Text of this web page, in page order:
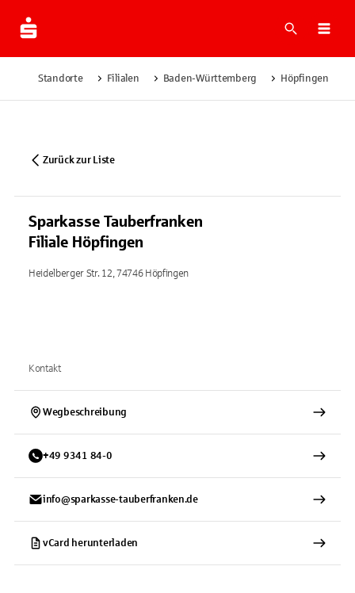
Suche
Standorte Filialen Baden-Württemberg Höpfingen
Zurück zur Liste
Sparkasse Tauberfranken
Filiale Höpfingen
Heidelberger Str. 12, 74746 Höpfingen
Kontakt
Wegbeschreibung
+49 9341 84-0
info@sparkasse-tauberfranken.de
vCard herunterladen